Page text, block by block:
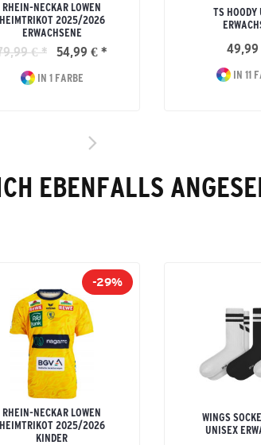
RHEIN-NECKAR LÖWEN
HEIMTRIKOT 2025/2026
ERWACHSENE
€ * 54,99 € *
IN 1 FARBE
TS HOODY
IN 11
EBENFALLS
-29%
RHEIN-NECKAR LÖWEN
HEIMTRIKOT 2025/2026
KINDER
WINGS
UNISEX